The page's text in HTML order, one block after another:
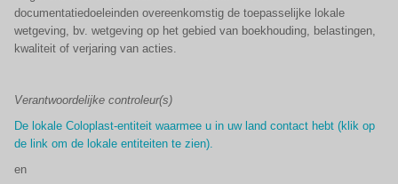
documentatiedoeleinden overeenkomstig de toepasselijke lokale
wetgeving, bv. wetgeving op het gebied van boekhouding, belastingen,
kwaliteit of verjaring van acties.
Verantwoordelijke controleur(s)
De lokale Coloplast-entiteit waarmee u in uw land contact hebt (klik op
de link om de lokale entiteiten te zien).
en